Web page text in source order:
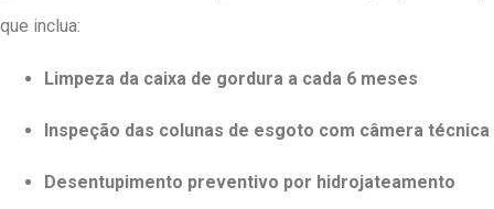
que inclua:
Limpeza da caixa de gordura a cada 6 meses
Inspeção das colunas de esgoto com câmera técnica
Desentupimento preventivo por hidrojateamento